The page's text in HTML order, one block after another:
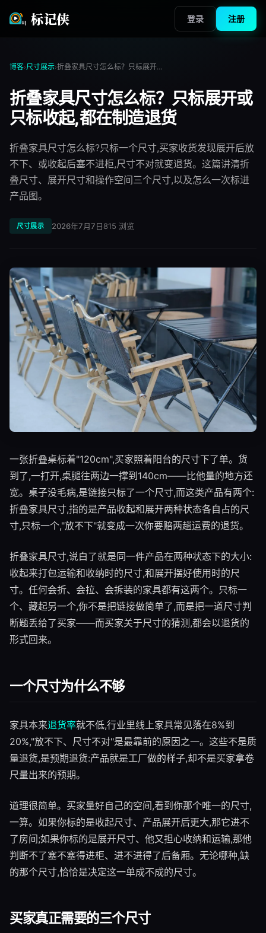
标记侠 登录 注册
博客›尺寸展示› 折叠家具尺寸怎么标？只标展开或只标收起,都在制造退货
折叠家具尺寸怎么标？只标展开或
只标收起,都在制造退货
折叠家具尺寸怎么标?只标一个尺寸,买家收货发现展开后放
不下、或收起后塞不进柜,尺寸不对就变退货。这篇讲清折
叠尺寸、展开尺寸和操作空间三个尺寸,以及怎么一次标进
产品图。
尺寸展示 2026年7月7日815 浏览
一张折叠桌标着"120cm",买家照着阳台的尺寸下了单。货
到了,一打开,桌腿往两边一撑到140cm——比他量的地方还
宽。桌子没毛病,是链接只标了一个尺寸,而这类产品有两个:
折叠家具尺寸,指的是产品收起和展开两种状态各自占的尺
寸,只标一个,"放不下"就变成一次你要赔两趟运费的退货。
折叠家具尺寸,说白了就是同一件产品在两种状态下的大小:
收起来打包运输和收纳时的尺寸,和展开摆好使用时的尺
寸。任何会折、会拉、会拆装的家具都有这两个。只标一
个、藏起另一个,你不是把链接做简单了,而是把一道尺寸判
断题丢给了买家——而买家关于尺寸的猜测,都会以退货的
形式回来。
一个尺寸为什么不够
家具本来退货率就不低,行业里线上家具常见落在8%到
20%,"放不下、尺寸不对"是最靠前的原因之一。这些不是质
量退货,是预期退货:产品就是工厂做的样子,却不是买家拿卷
尺量出来的预期。
道理很简单。买家量好自己的空间,看到你那个唯一的尺寸,
一算。如果你标的是收起尺寸、产品展开后更大,那它进不
了房间;如果你标的是展开尺寸、他又担心收纳和运输,那他
判断不了塞不塞得进柜、进不进得了后备厢。无论哪种,缺
的那个尺寸,恰恰是决定这一单成不成的尺寸。
买家真正需要的三个尺寸